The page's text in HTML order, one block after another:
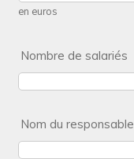
en euros
Nombre de salariés
Nom du responsable